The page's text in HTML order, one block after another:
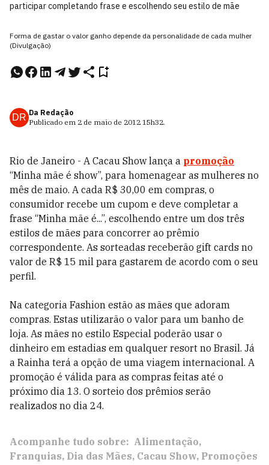
participar completando frase e escolhendo seu estilo de mãe
Forma de gastar o valor ganho depende da personalidade de cada mulher
(Divulgação)
DR Da Redação
Publicado em 2 de maio de 2012 15h32.
Rio de Janeiro - A Cacau Show lança a promoção
“Minha mãe é show”, para homenagear as mulheres no
mês de maio. A cada R$ 30,00 em compras, o
consumidor recebe um cupom e deve completar a
frase “Minha mãe é...”, escolhendo entre um dos três
estilos de mães para concorrer ao prêmio
correspondente. As sorteadas receberão gift cards no
valor de R$ 15 mil para gastarem de acordo com o seu
perfil.
Na categoria Fashion estão as mães que adoram
compras. Estas utilizarão o valor para um banho de
loja. As mães no estilo Especial poderão usar o
dinheiro em estadias em qualquer resort no Brasil. Já
a Rainha terá a opção de uma viagem internacional. A
promoção é válida para as compras feitas até o
próximo dia 13. O sorteio dos prêmios serão
realizados no dia 24.
Acompanhe tudo sobre: Alimentação
Franquias Dia das Mães Cacau Show Promoções